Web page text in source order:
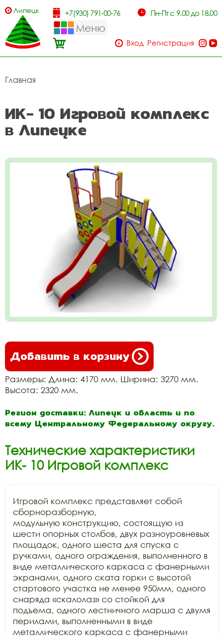
Липецк +7(930) 791-00-76 Пн-Пт с 9.00 до 18.00
Меню
Вход Регистрация
Главная
ИК- 10 Игровой комплекс
в Липецке
Добавить в корзину
Размеры: Длина: 4170 мм. Ширина: 3270 мм.
Высота: 2320 мм.
Регион доставки: Липецк и область и по
всему Центральному Федеральному округу.
Технические характеристики
ИК- 10 Игровой комплекс
Игровой комплекс представляет собой
сборноразборную,
модульную конструкцию, состоящую из
шести опорных столбов, двух разноуровневых
площадок, одного шеста для спуска с
ручками, одного ограждения, выполненного в
виде металлического каркаса с фанерными
экранами, одного ската горки с высотой
стартового участка не менее 950мм, одного
снаряда «скалолаз» со стойкой для
подъема, одного лестничного марша с двумя
перилами, выполненными в виде
металлического каркаса с фанерными